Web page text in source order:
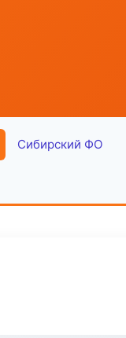
Сибирский ФО